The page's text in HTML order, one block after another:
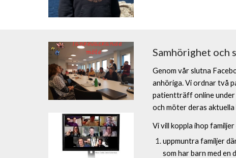
Samhörighet och
Genom vår slutna
anhöriga. Vi ordnar två
patientträff online under
och möter deras aktuella
Vi vill koppla ihop
uppmuntra familjer
som har barn med